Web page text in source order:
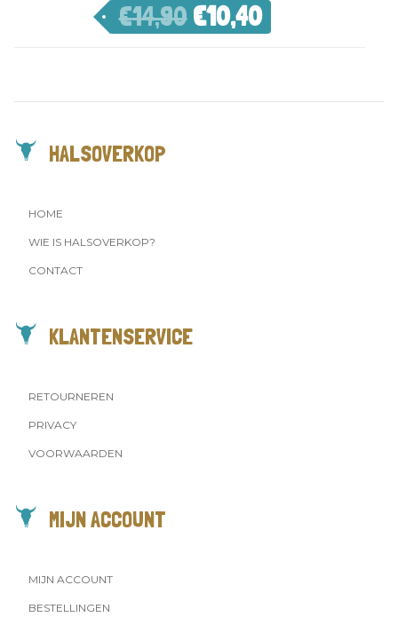
€14,90 €10,40
HALSOVERKOP
HOME
WIE IS HALSOVERKOP?
CONTACT
KLANTENSERVICE
RETOURNEREN
PRIVACY
VOORWAARDEN
MIJN ACCOUNT
MIJN ACCOUNT
BESTELLINGEN